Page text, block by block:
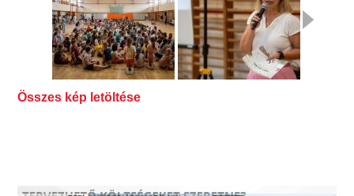
Összes kép letöltése